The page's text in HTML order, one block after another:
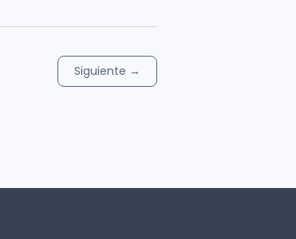
Siguiente →